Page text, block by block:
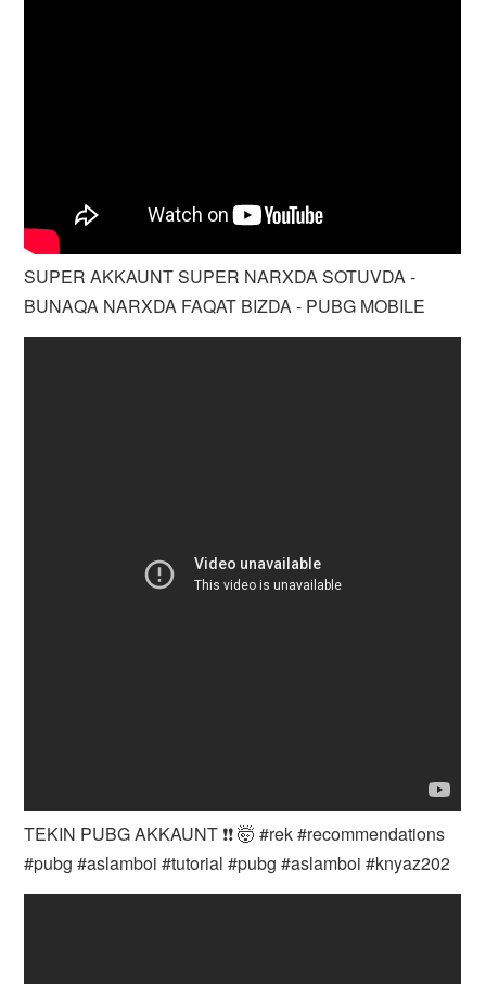
SUPER AKKAUNT SUPER NARXDA SOTUVDA -
BUNAQA NARXDA FAQAT BIZDA - PUBG MOBILE
TEKIN PUBG AKKAUNT ❗❗ 🤯 #rek #recommendations
#pubg #aslamboi #tutorial #pubg #aslamboi #knyaz202